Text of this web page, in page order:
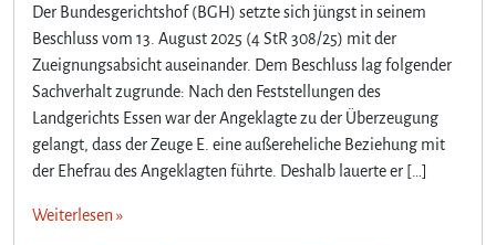
Der Bundesgerichtshof (BGH) setzte sich jüngst in seinem
Beschluss vom 13. August 2025 (4 StR 308/25) mit der
Zueignungsabsicht auseinander. Dem Beschluss lag folgender
Sachverhalt zugrunde: Nach den Feststellungen des
Landgerichts Essen war der Angeklagte zu der Überzeugung
gelangt, dass der Zeuge E. eine außereheliche Beziehung mit
der Ehefrau des Angeklagten führte. Deshalb lauerte er […]
Weiterlesen »